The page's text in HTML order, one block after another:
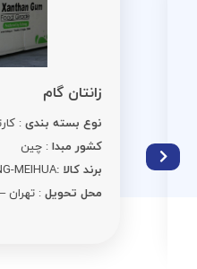
زانتان گام
نوع بسته بندی: کارتن 25کیلوگرمی
کشور مبدا: چین
برند کالا :MEIHUA
محل تحویل: تهران –